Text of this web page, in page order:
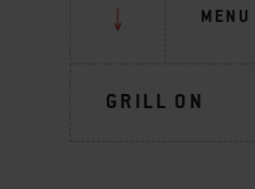
MENU
GRILL ON